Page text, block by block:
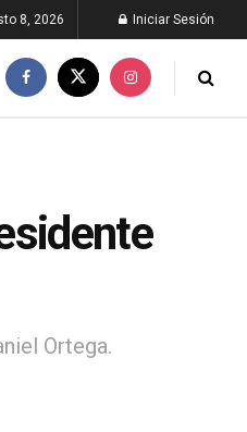
8, 2026 Iniciar Sesión
Ortega.